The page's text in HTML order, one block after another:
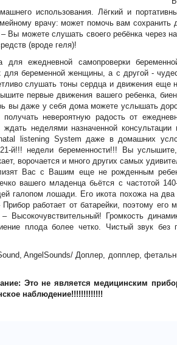
использования. Лёгкий и
врачу: может помочь вам сохранить
Вы можете слушать своего ребёнка через
(вроде геля)!
для ежедневной самопроверки
для беременной женщины, а с другой -
слушать тоны сердца и движения еще
первые движения вашего ребенка,
вы даже у себя дома можете услышать
невероятную радость от
ждать неделями назначенной
listening System даже в домашних
й!!! недели беременности!!! Вы
ворочается и много других самых
Вас с Вашим еще не рожденным
вашего младенца бьётся с частотой
галопом лошади. Его икота похожа на
Прибор работает от батарейки, поэтому
Громкость
плода более четко. Чистый звук
AngelSounds/ Доплер, допплер,
Это не является медицинским
наблюдение!!!!!!!!!!!!!